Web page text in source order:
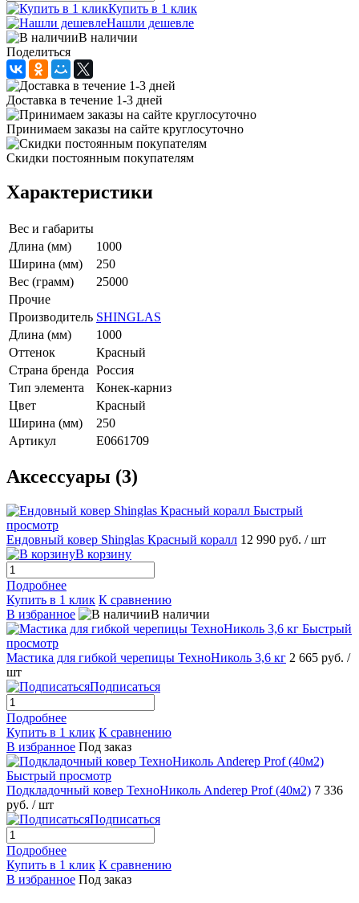
Купить в 1 клик
Нашли дешевле
В наличии
Поделиться
Доставка в течение 1-3 дней
Принимаем заказы на сайте круглосуточно
Скидки постоянным покупателям
Характеристики
Вес и габариты
Длина (мм)
1000
Ширина (мм)
250
Вес (грамм)
25000
Прочие
Производитель SHINGLAS
Длина (мм)
1000
Оттенок
Красный
Страна бренда Россия
Тип элемента
Конек-карниз
Цвет
Красный
Ширина (мм)
250
Артикул
E0661709
Аксессуары (3)
Быстрый
просмотр
Ендовный ковер Shinglas Красный коралл 12 990 руб. / шт
В корзину
Подробнее
Купить в 1 клик К сравнению
В избранное
В наличии
Быстрый
просмотр
Мастика для гибкой черепицы ТехноНиколь 3,6 кг 2 665 руб. /
шт
Подписаться
Подробнее
Купить в 1 клик К сравнению
В избранное Под заказ
Быстрый просмотр
Подкладочный ковер ТехноНиколь Anderep Prof (40м2) 7 336
руб. / шт
Подписаться
Подробнее
Купить в 1 клик К сравнению
В избранное Под заказ